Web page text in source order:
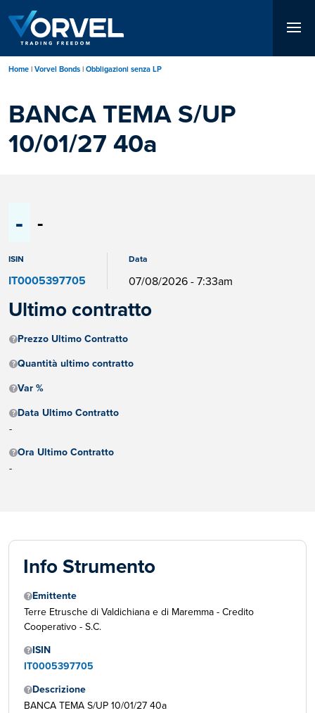
contenuto
principale
Home Vorvel Bonds Obbligazioni senza LP
BANCA TEMA S/UP
10/01/27 40a
- -
ISIN
IT0005397705
Data
07/08/2026 - 7:33am
Ultimo contratto
Prezzo Ultimo Contratto
Quantità ultimo contratto
Var %
Data Ultimo Contratto
-
Ora Ultimo Contratto
-
Info Strumento
Emittente
Terre Etrusche di Valdichiana e di Maremma - Credito
Cooperativo - S.C.
ISIN
IT0005397705
Descrizione
BANCA TEMA S/UP 10/01/27 40a